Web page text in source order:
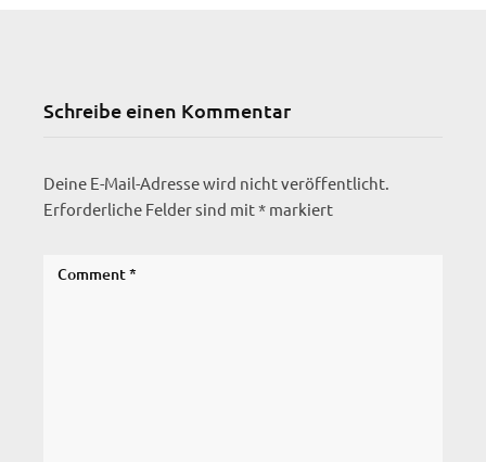
Schreibe einen Kommentar
Deine E-Mail-Adresse wird nicht veröffentlicht.
Erforderliche Felder sind mit* markiert